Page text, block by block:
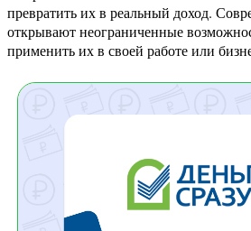
превратить их в реальный доход.
открывают неограниченные
применить их в своей работе или